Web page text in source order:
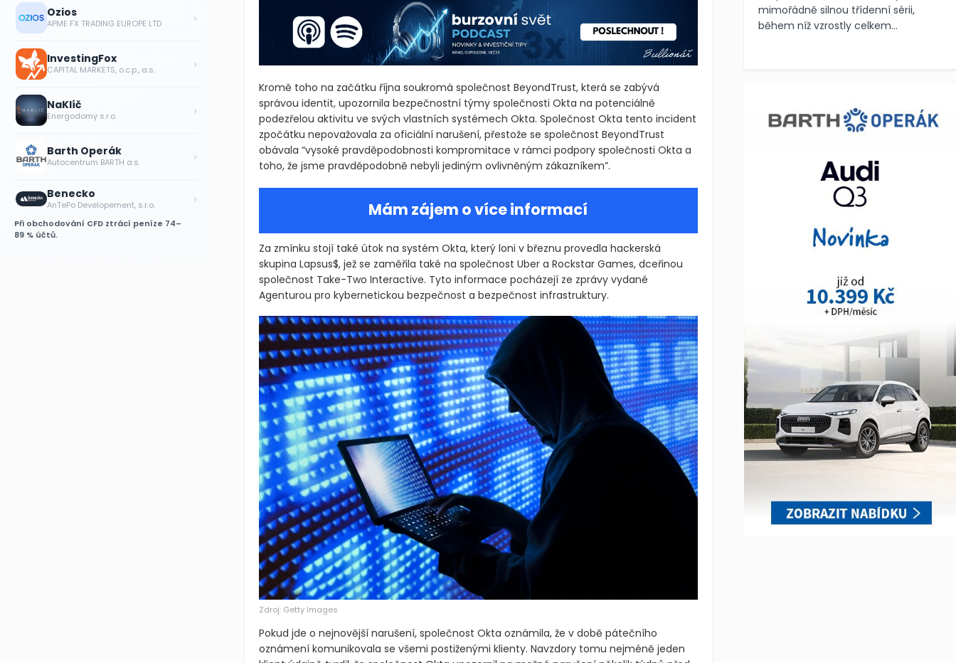
Kromě toho na začátku října soukromá společnost BeyondTrust, která se zabývá
správou identit, upozornila bezpečnostní týmy společnosti Okta na potenciálně
podezřelou aktivitu ve svých vlastních systémech Okta. Společnost Okta tento incident
zpočátku nepovažovala za oficiální narušení, přestože se společnost BeyondTrust
obávala “vysoké pravděpodobnosti kompromitace v rámci podpory společnosti Okta a
toho, že jsme pravděpodobně nebyli jediným ovlivněným zákazníkem”.
Mám zájem o více informací
Za zmínku stojí také útok na systém Okta, který loni v březnu provedla hackerská
skupina Lapsus$, jež se zaměřila také na společnost Uber a Rockstar Games, dceřinou
společnost Take-Two Interactive. Tyto informace pocházejí ze zprávy vydané
Agenturou pro kybernetickou bezpečnost a bezpečnost infrastruktury.
Zdroj: Getty Images
Pokud jde o nejnovější narušení, společnost Okta oznámila, že v době pátečního
oznámení komunikovala se všemi postiženými klienty. Navzdory tomu nejméně jeden
Ozios
APME FX TRADING EUROPE LTD ›
InvestingFox
CAPITAL MARKETS, o.c.p., a.s. ›
NaKlíč
Energodomy s.r.o. ›
Barth Operák
Autocentrum BARTH a.s. ›
Benecko
AnTePo Developement, s.r.o. ›
Při obchodování CFD ztrácí peníze 74–
89 % účtů.
mimořádně silnou třídenní sérii,
během níž vzrostly celkem...